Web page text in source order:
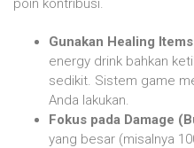
poin kontribusi.
Gunakan Healing
energy drink bahkan
sedikit. Sistem game
Anda lakukan.
Fokus pada Damage
yang besar (misalnya